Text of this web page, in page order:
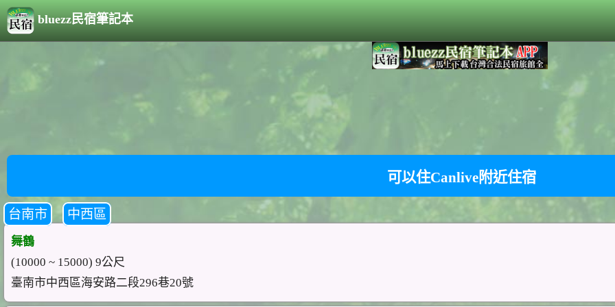
bluezz民宿筆記本
可以住Canlive附近住宿
台南市 中西區
舞鶴
(10000 ~ 15000) 9公尺
臺南市中西區海安路二段296巷20號